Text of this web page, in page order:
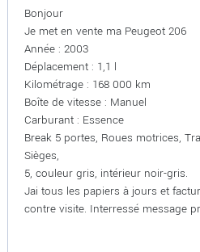
Bonjour
Je met en vente ma Peugeot 206
Année : 2003
Déplacement : 1,1 l
Kilométrage : 168 000 km
Boîte de vitesse : Manuel
Carburant : Essence
Break 5 portes, Roues motrices,
Sièges,
5, couleur gris, intérieur noir-gris.
Jai tous les papiers à jours et
contre visite. Interressé message